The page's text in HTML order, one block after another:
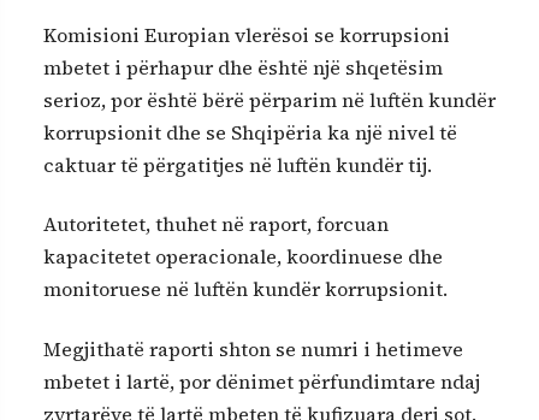
Komisioni Europian vlerësoi se korrupsioni
mbetet i përhapur dhe është një shqetësim
serioz, por është bërë përparim në luftën kundër
korrupsionit dhe se Shqipëria ka një nivel të
caktuar të përgatitjes në luftën kundër tij.
Autoritetet, thuhet në raport, forcuan
kapacitetet operacionale, koordinuese dhe
monitoruese në luftën kundër korrupsionit.
Megjithatë raporti shton se numri i hetimeve
mbetet i lartë, por dënimet përfundimtare ndaj
zyrtarëve të lartë mbeten të kufizuara deri sot.